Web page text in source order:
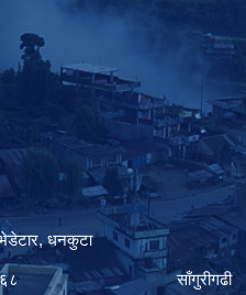
भेडेटार, धनकुटा
४०००६८ साँगुरीगढी